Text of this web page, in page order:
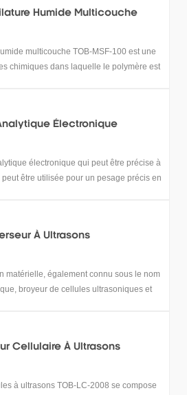
Humide Multicouche
multicouche TOB-MSF-100 est une
chimiques dans laquelle le polymère est
Électronique
électronique qui peut être précise à
être utilisée pour un pesage précis en
À Ultrasons
matérielle, également connu sous le nom
broyeur de cellules ultrasoniques et
Cellulaire À Ultrasons
à ultrasons TOB-LC-2008 se compose